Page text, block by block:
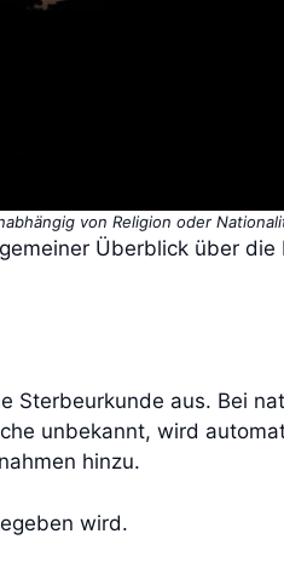
von Religion oder
Überblick über die
Sterbeurkunde aus. Bei
unbekannt, wird
hinzu.
wird.